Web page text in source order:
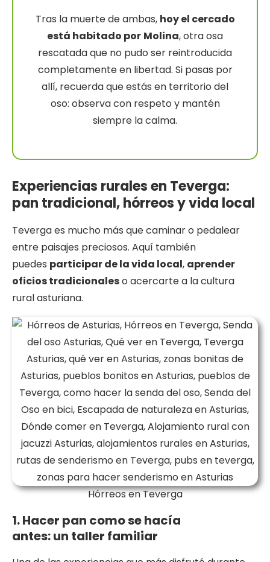
Tras la muerte de ambas, hoy el cercado
está habitado por Molina, otra osa
rescatada que no pudo ser reintroducida
completamente en libertad. Si pasas por
allí, recuerda que estás en territorio del
oso: observa con respeto y mantén
siempre la calma.
Experiencias rurales en Teverga:
pan tradicional, hórreos y vida local
Teverga es mucho más que caminar o pedalear
entre paisajes preciosos. Aquí también
puedes participar de la vida local, aprender
oficios tradicionaleso acercarte a la cultura
rural asturiana.
Hórreos en Teverga
1. Hacer pan como se hacía
antes: un taller familiar